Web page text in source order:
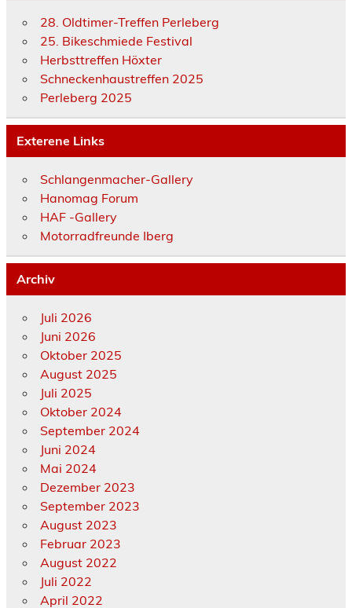
28. Oldtimer-Treffen Perleberg
25. Bikeschmiede Festival
Herbsttreffen Höxter
Schneckenhaustreffen 2025
Perleberg 2025
Exterene Links
Schlangenmacher-Gallery
Hanomag Forum
HAF -Gallery
Motorradfreunde Iberg
Archiv
Juli 2026
Juni 2026
Oktober 2025
August 2025
Juli 2025
Oktober 2024
September 2024
Juni 2024
Mai 2024
Dezember 2023
September 2023
August 2023
Februar 2023
August 2022
Juli 2022
April 2022